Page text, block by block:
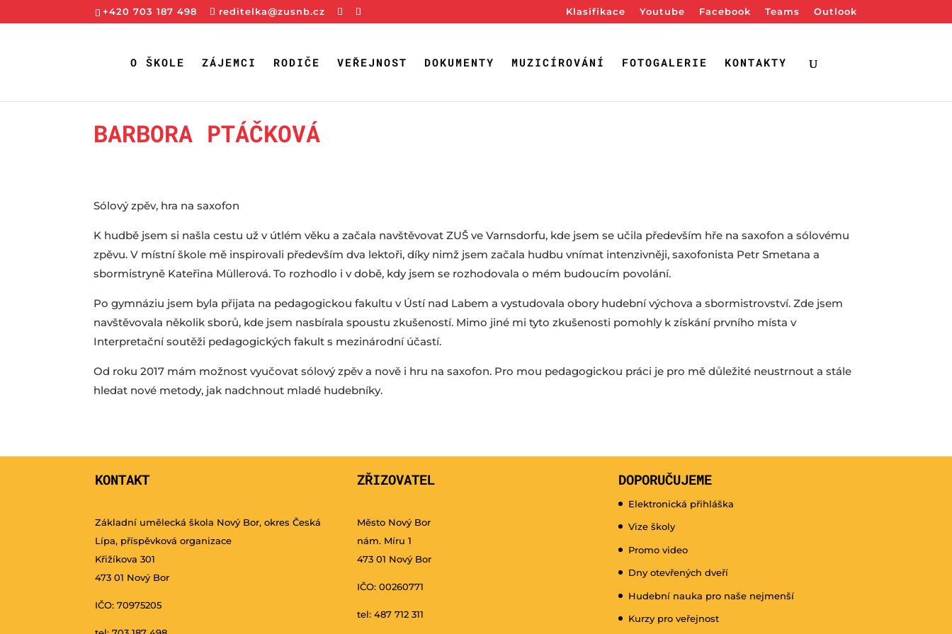
+420 703 187 498 reditelka@zusnb.cz Klasifikace Youtube Facebook Teams Outlook
O ŠKOLE ZÁJEMCI RODIČE VEŘEJNOST DOKUMENTY MUZICÍROVÁNÍ FOTOGALERIE KONTAKTY
BARBORA PTÁČKOVÁ
Sólový zpěv, hra na saxofon
K hudbě jsem si našla cestu už v útlém věku a začala navštěvovat ZUŠ ve Varnsdorfu, kde jsem se učila především hře na saxofon a sólovému
zpěvu. V místní škole mě inspirovali především dva lektoři, díky nimž jsem začala hudbu vnímat intenzivněji, saxofonista Petr Smetana a
sbormistryně Kateřina Müllerová. To rozhodlo i v době, kdy jsem se rozhodovala o mém budoucím povolání.
Po gymnáziu jsem byla přijata na pedagogickou fakultu v Ústí nad Labem a vystudovala obory hudební výchova a sbormistrovství. Zde jsem
navštěvovala několik sborů, kde jsem nasbírala spoustu zkušeností. Mimo jiné mi tyto zkušenosti pomohly k získání prvního místa v
Interpretační soutěži pedagogických fakult s mezinárodní účastí.
Od roku 2017 mám možnost vyučovat sólový zpěv a nově i hru na saxofon. Pro mou pedagogickou práci je pro mě důležité neustrnout a stále
hledat nové metody, jak nadchnout mladé hudebníky.
KONTAKT
Základní umělecká škola Nový Bor, okres Česká
Lípa, příspěvková organizace
Křižíkova 301
473 01 Nový Bor
IČO: 70975205
ZŘIZOVATEL
Město Nový Bor
nám. Míru 1
473 01 Nový Bor
IČO: 00260771
tel: 487 712 311
DOPORUČUJEME
Elektronická přihláška
Vize školy
Promo video
Dny otevřených dveří
Hudební nauka pro naše nejmenší
Kurzy pro veřejnost